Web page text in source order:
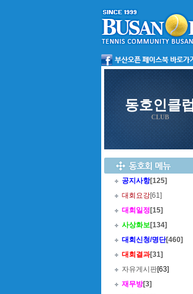
동호인클럽
CLUB
공지사항[125]
대회요강[61]
대회일정 [15]
사상화보[134]
대회신청/명단[460]
대회결과[31]
자유게시판[63]
재무방[3]